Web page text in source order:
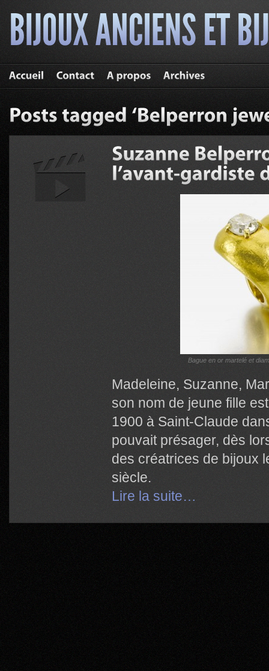
Bague en or martelé et
Madeleine, Suzanne,
son nom de jeune fille
1900 à Saint-Claude
pouvait présager, dès
des créatrices de bijoux
siècle.
Lire la suite…